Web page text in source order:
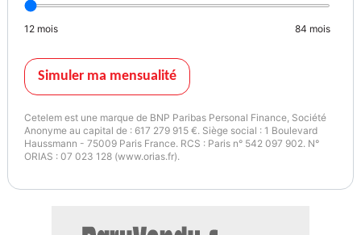
12 mois 84 mois
Simuler ma mensualité
Cetelem est une marque de BNP Paribas Personal Finance, Société
Anonyme au capital de : 617 279 915 €. Siège social : 1 Boulevard
Haussmann - 75009 Paris France. RCS : Paris n° 542 097 902. N°
ORIAS : 07 023 128 (www.orias.fr).